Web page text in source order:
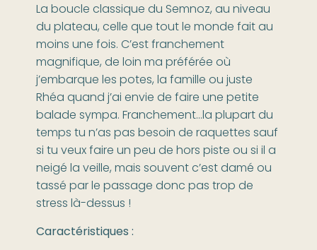
La boucle classique du Semnoz, au niveau
du plateau, celle que tout le monde fait au
moins une fois. C’est franchement
magnifique, de loin ma préférée où
j’embarque les potes, la famille ou juste
Rhéa quand j’ai envie de faire une petite
balade sympa. Franchement…la plupart du
temps tu n’as pas besoin de raquettes sauf
si tu veux faire un peu de hors piste ou si il a
neigé la veille, mais souvent c’est damé ou
tassé par le passage donc pas trop de
stress là-dessus !
Caractéristiques :